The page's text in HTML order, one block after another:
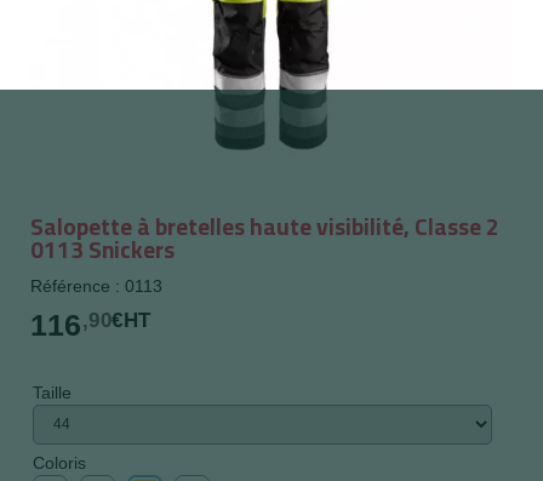
Salopette à bretelles haute visibilité, Classe 2
0113 Snickers
Référence : 0113
116,90€HT
Taille
Coloris